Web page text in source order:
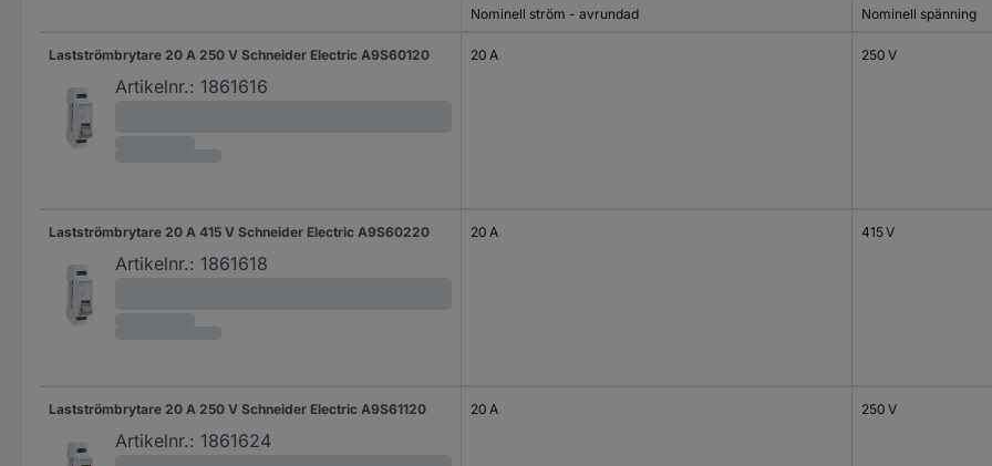
Nominell ström - avrundad Nominell spänning
Lastströmbrytare 20 A 250 V Schneider Electric A9S60120
Artikelnr.: 1861616
20 A 250 V
Lastströmbrytare 20 A 415 V Schneider Electric A9S60220
Artikelnr.: 1861618
20 A 415 V
Lastströmbrytare 20 A 250 V Schneider Electric A9S61120
Artikelnr.: 1861624
20 A 250 V